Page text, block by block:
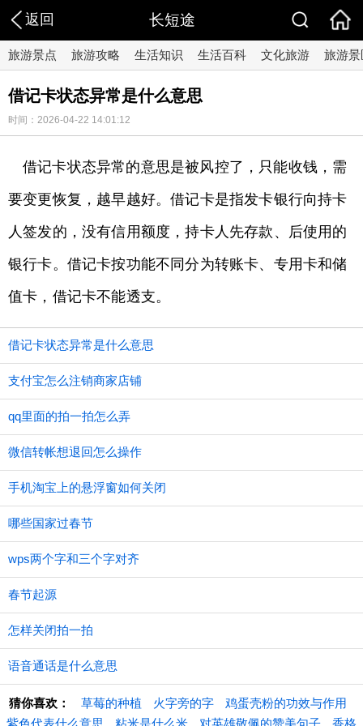
返回 长短途
旅游景点 旅游攻略 生活知识 生活百科 文化旅游 旅游景
借记卡状态异常是什么意思
时间：2026-04-22 14:01:12
借记卡状态异常的意思是被风控了，只能收钱，需
要变更恢复，越早越好。借记卡是指发卡银行向持卡
人签发的，没有信用额度，持卡人先存款、后使用的
银行卡。借记卡按功能不同分为转账卡、专用卡和储
值卡，借记卡不能透支。
借记卡状态异常是什么意思
支付宝怎么注销商家店铺
qq里面的拍一拍怎么弄
微信转帐想退回怎么操作
手机淘宝上的悬浮窗如何关闭
哪些国家过春节
wps两个字和三个字对齐
春节起源
怎样关闭拍一拍
语音通话是什么意思
猜你喜欢： 草莓的种植 火字旁的字
鸡蛋壳粉的功效与作用
紫色代表什么意思
粘米是什么米 对英雄敬佩的赞美句子 香格